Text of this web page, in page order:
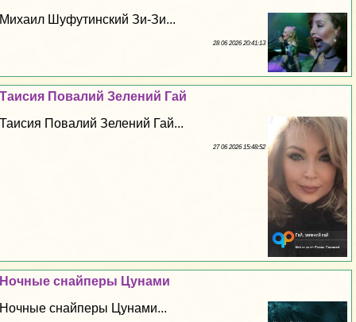
Михаил Шуфутинский Зи-Зи...
28 06 2026 20:41:13
Таисия Повалий Зелений Гай
Таисия Повалий Зелений Гай...
27 06 2026 15:48:52
Ночные снайперы Цунами
Ночные снайперы Цунами...